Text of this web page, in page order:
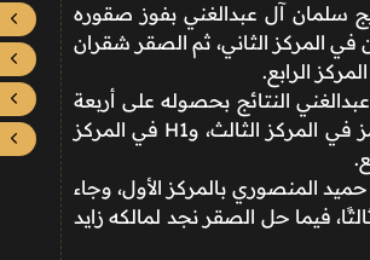
سلمان آل عبدالغني بفوز صقوره
في المركز الثاني، ثم الصقر شقران
الرابع.
النتائج بحصوله على أربعة
مراكز عبر صقوره ملهم في المركز الأول، وعرب في المركز الثاني، ورمز في المركز الثالث، وH1 في المركز
المنصوري بالمركز الأول، وجاء
فيما حل الصقر نجد لمالكه زايد